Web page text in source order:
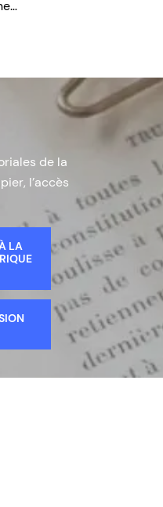
de la
l’accès
LA